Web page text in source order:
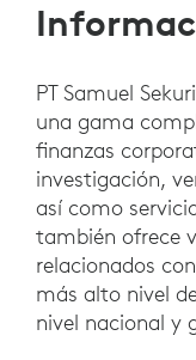
PT Samuel
una gama
finanzas
investigación,
así como
también ofrece
relacionados
más alto nivel
nivel nacional y